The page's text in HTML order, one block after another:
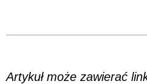
Artykuł może zawierać